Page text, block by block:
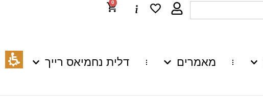
0
מאמרים
דלית נחמיאס רייך